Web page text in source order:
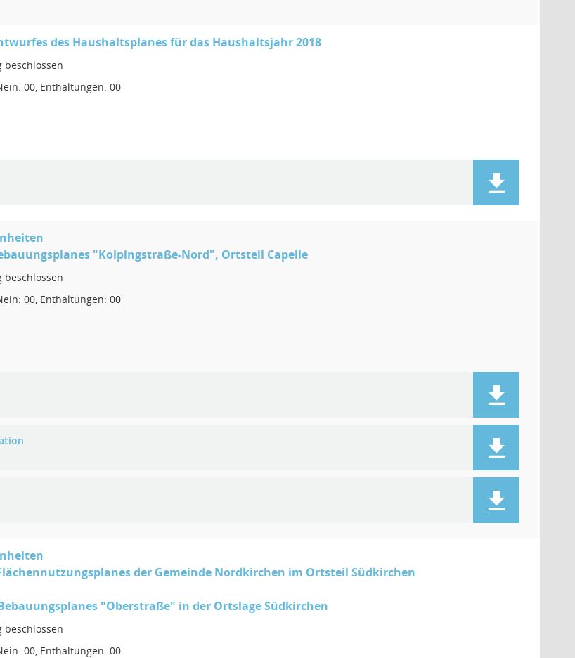
des Haushaltsplanes für das Haushaltsjahr 2018
00, Enthaltungen: 00
"Kolpingstraße-Nord", Ortsteil Capelle
00, Enthaltungen: 00
der Gemeinde Nordkirchen im Ortsteil Südkirchen
"Oberstraße" in der Ortslage Südkirchen
00, Enthaltungen: 00